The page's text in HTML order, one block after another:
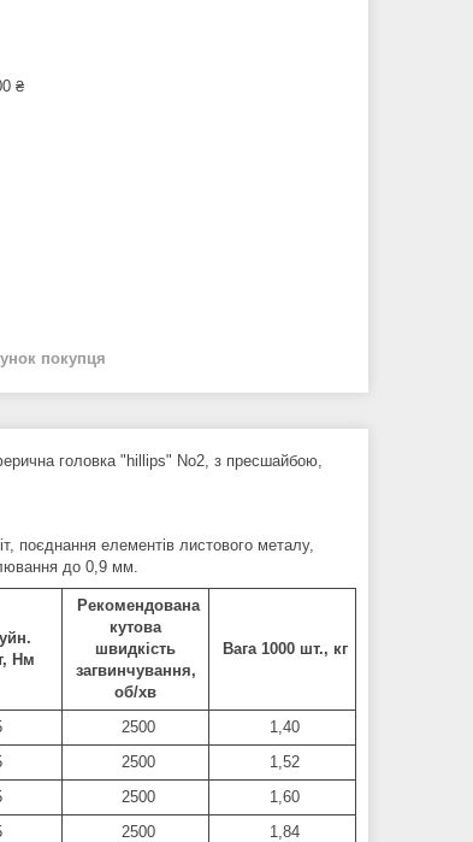
₴
покупця
головка "hillips" No2, з пресшайбою,
поєднання елементів листового металу,
до 0,9 мм.
Нм
Рекомендована
кутова
швидкість
загвинчування,
об/хв
Вага 1000 шт., кг
2500
1,40
2500
1,52
2500
1,60
2500
1,84